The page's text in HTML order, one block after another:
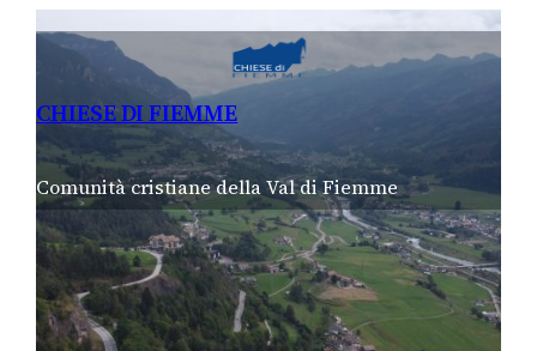
CHIESE DI FIEMME
Comunità cristiane della Val di Fiemme